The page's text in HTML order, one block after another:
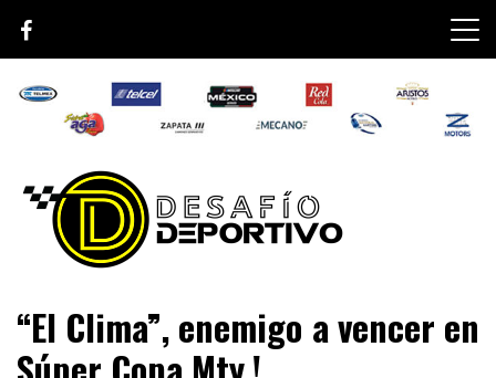
content
Desafío Deportivo
“El Clima”, enemigo a vencer en